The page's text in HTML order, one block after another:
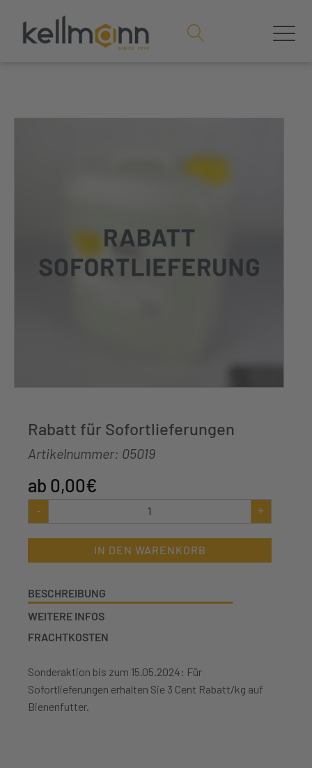
Rabatt für Sofortlieferungen
Artikelnummer: 05019
0,00€
- +
IN DEN WARENKORB
BESCHREIBUNG
WEITERE INFOS
FRACHTKOSTEN
Sonderaktion bis zum 15.05.2024: Für
Sofortlieferungen erhalten Sie 3 Cent Rabatt/kg auf
Bienenfutter.